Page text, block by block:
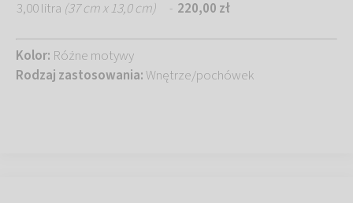
3,00 litra (37 cm x 13,0 cm) - 220,00 zł
Kolor: Różne motywy
Rodzaj zastosowania:Wnętrze/pochówek